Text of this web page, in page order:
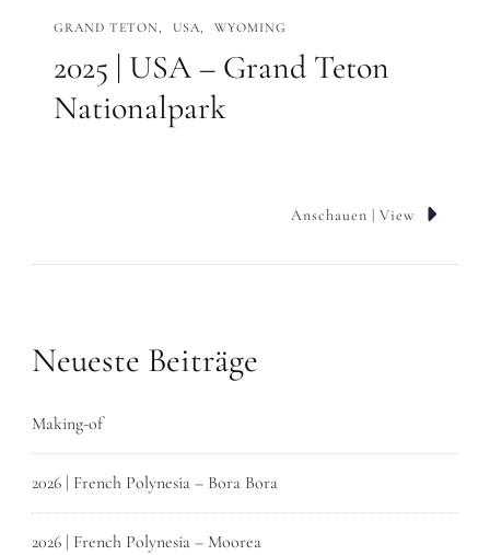
GRAND TETON USA WYOMING
2025 | USA – Grand Teton
Nationalpark
Anschauen | View
Neueste Beiträge
Making-of
2026 | French Polynesia – Bora Bora
2026 | French Polynesia – Moorea